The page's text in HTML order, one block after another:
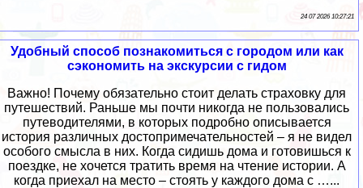
24 07 2026 10:27:21
Удобный способ познакомиться с городом или как
сэкономить на экскурсии с гидом
Важно! Почему обязательно стоит делать страховку для
путешествий. Раньше мы почти никогда не пользовались
путеводителями, в которых подробно описывается
история различных достопримечательностей – я не видел
особого смысла в них. Когда сидишь дома и готовишься к
поездке, не хочется тратить время на чтение истории. А
когда приехал на место – стоять у каждого дома с …...